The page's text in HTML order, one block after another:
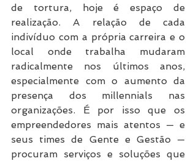
de tortura, hoje é espaço de
realização. A relação de cada
indivíduo com a própria carreira e o
local onde trabalha mudaram
radicalmente nos últimos anos,
especialmente com o aumento da
presença dos millennials nas
organizações. É por isso que os
empreendedores mais atentos — e
seus times de Gente e Gestão —
procuram serviços e soluções que